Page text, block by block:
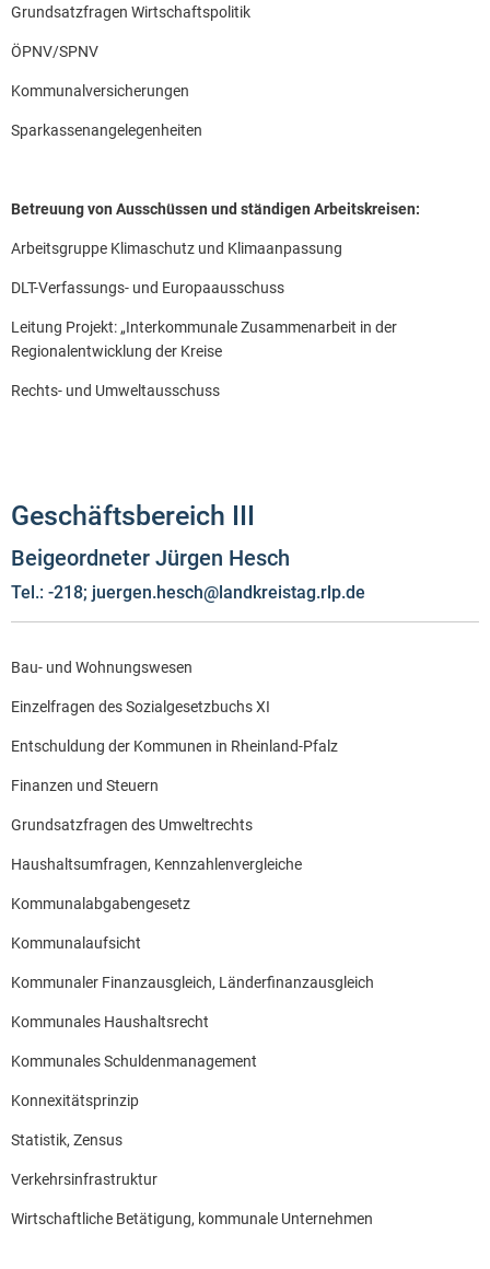
Grundsatzfragen Wirtschaftspolitik
ÖPNV/SPNV
Kommunalversicherungen
Sparkassenangelegenheiten
Betreuung von Ausschüssen und ständigen Arbeitskreisen:
Arbeitsgruppe Klimaschutz und Klimaanpassung
DLT-Verfassungs- und Europaausschuss
Leitung Projekt: „Interkommunale Zusammenarbeit in der
Regionalentwicklung der Kreise
Rechts- und Umweltausschuss
Geschäftsbereich III
Beigeordneter Jürgen Hesch
Tel.: -218; juergen.hesch@landkreistag.rlp.de
Bau- und Wohnungswesen
Einzelfragen des Sozialgesetzbuchs XI
Entschuldung der Kommunen in Rheinland-Pfalz
Finanzen und Steuern
Grundsatzfragen des Umweltrechts
Haushaltsumfragen, Kennzahlenvergleiche
Kommunalabgabengesetz
Kommunalaufsicht
Kommunaler Finanzausgleich, Länderfinanzausgleich
Kommunales Haushaltsrecht
Kommunales Schuldenmanagement
Konnexitätsprinzip
Statistik, Zensus
Verkehrsinfrastruktur
Wirtschaftliche Betätigung, kommunale Unternehmen